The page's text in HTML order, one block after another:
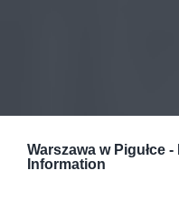
Warszawa w Pigułce -
Information